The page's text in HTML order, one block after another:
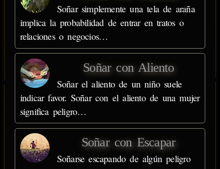
Soñar simplemente una tela de araña
implica la probabilidad de entrar en tratos o
relaciones o negocios…
Soñar con Aliento
Soñar el aliento de un niño suele
indicar favor. Soñar con el aliento de una mujer
significa peligro…
Soñar con Escapar
Soñarse escapando de algún peligro